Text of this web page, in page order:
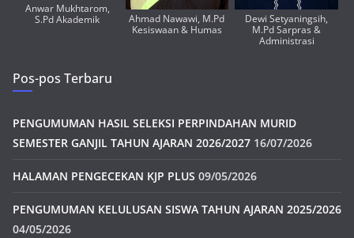
Anwar Mukhtarom,
S.Pd Akademik
Ahmad Nawawi, M.Pd
Kesiswaan & Humas
Dewi Setyaningsih,
M.Pd Sarpras &
Administrasi
Pos-pos Terbaru
PENGUMUMAN HASIL SELEKSI PERPINDAHAN MURID
SEMESTER GANJIL TAHUN AJARAN 2026/2027 16/07/2026
HALAMAN PENGECEKAN KJP PLUS 09/05/2026
PENGUMUMAN KELULUSAN SISWA TAHUN AJARAN 2025/2026
04/05/2026